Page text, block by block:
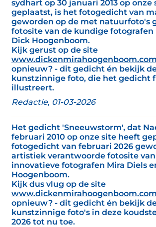
sydhart op 30 januari 2013 op onze
geplaatst, is het fotogedicht van
geworden op de met natuurfoto's
fotosite van de kundige fotografen
Dick Hoogenboom.
Kijk gerust op de site
www.dickenmirahoogenboom.com
opnieuw? - dit gedicht én bekijk
kunstzinnige foto, die het gedicht
illustreert.
Redactie, 01-03-2026
Het gedicht 'Sneeuwstorm', dat
februari 2010 op onze site heeft
fotogedicht van februari 2026
artistiek verantwoorde fotosite
innovatieve fotografen Mira Diels
Hoogenboom.
Kijk dus vlug op de site
www.dickenmirahoogenboom.com
opnieuw? - dit gedicht én bekijk
kunstzinnige foto's in deze
2026 tot nu toe.